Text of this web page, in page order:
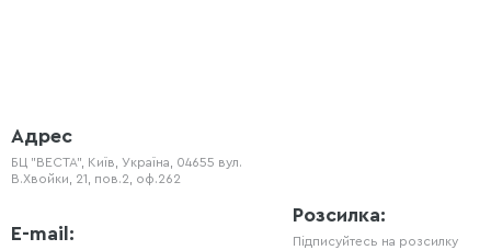
Адрес
БЦ "ВЕСТА", Київ, Україна, 04655 вул.
В.Хвойки, 21, пов.2, оф.262
E-mail:
Розсилка:
Підписуйтесь на розсилку